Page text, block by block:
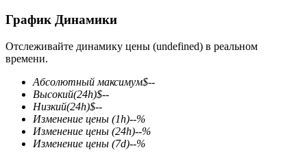
Фьючерсы на COIN-M
Криптовалютные фьючерсы
TradFi
График Динамики
Отслеживайте динамику цены (undefined) в реальном
времени.
Абсолютный максимум$--
Высокий(24h)$--
Низкий(24h)$--
Изменение цены (1h)--%
Изменение цены (24h)--%
Изменение цены (7d)--%